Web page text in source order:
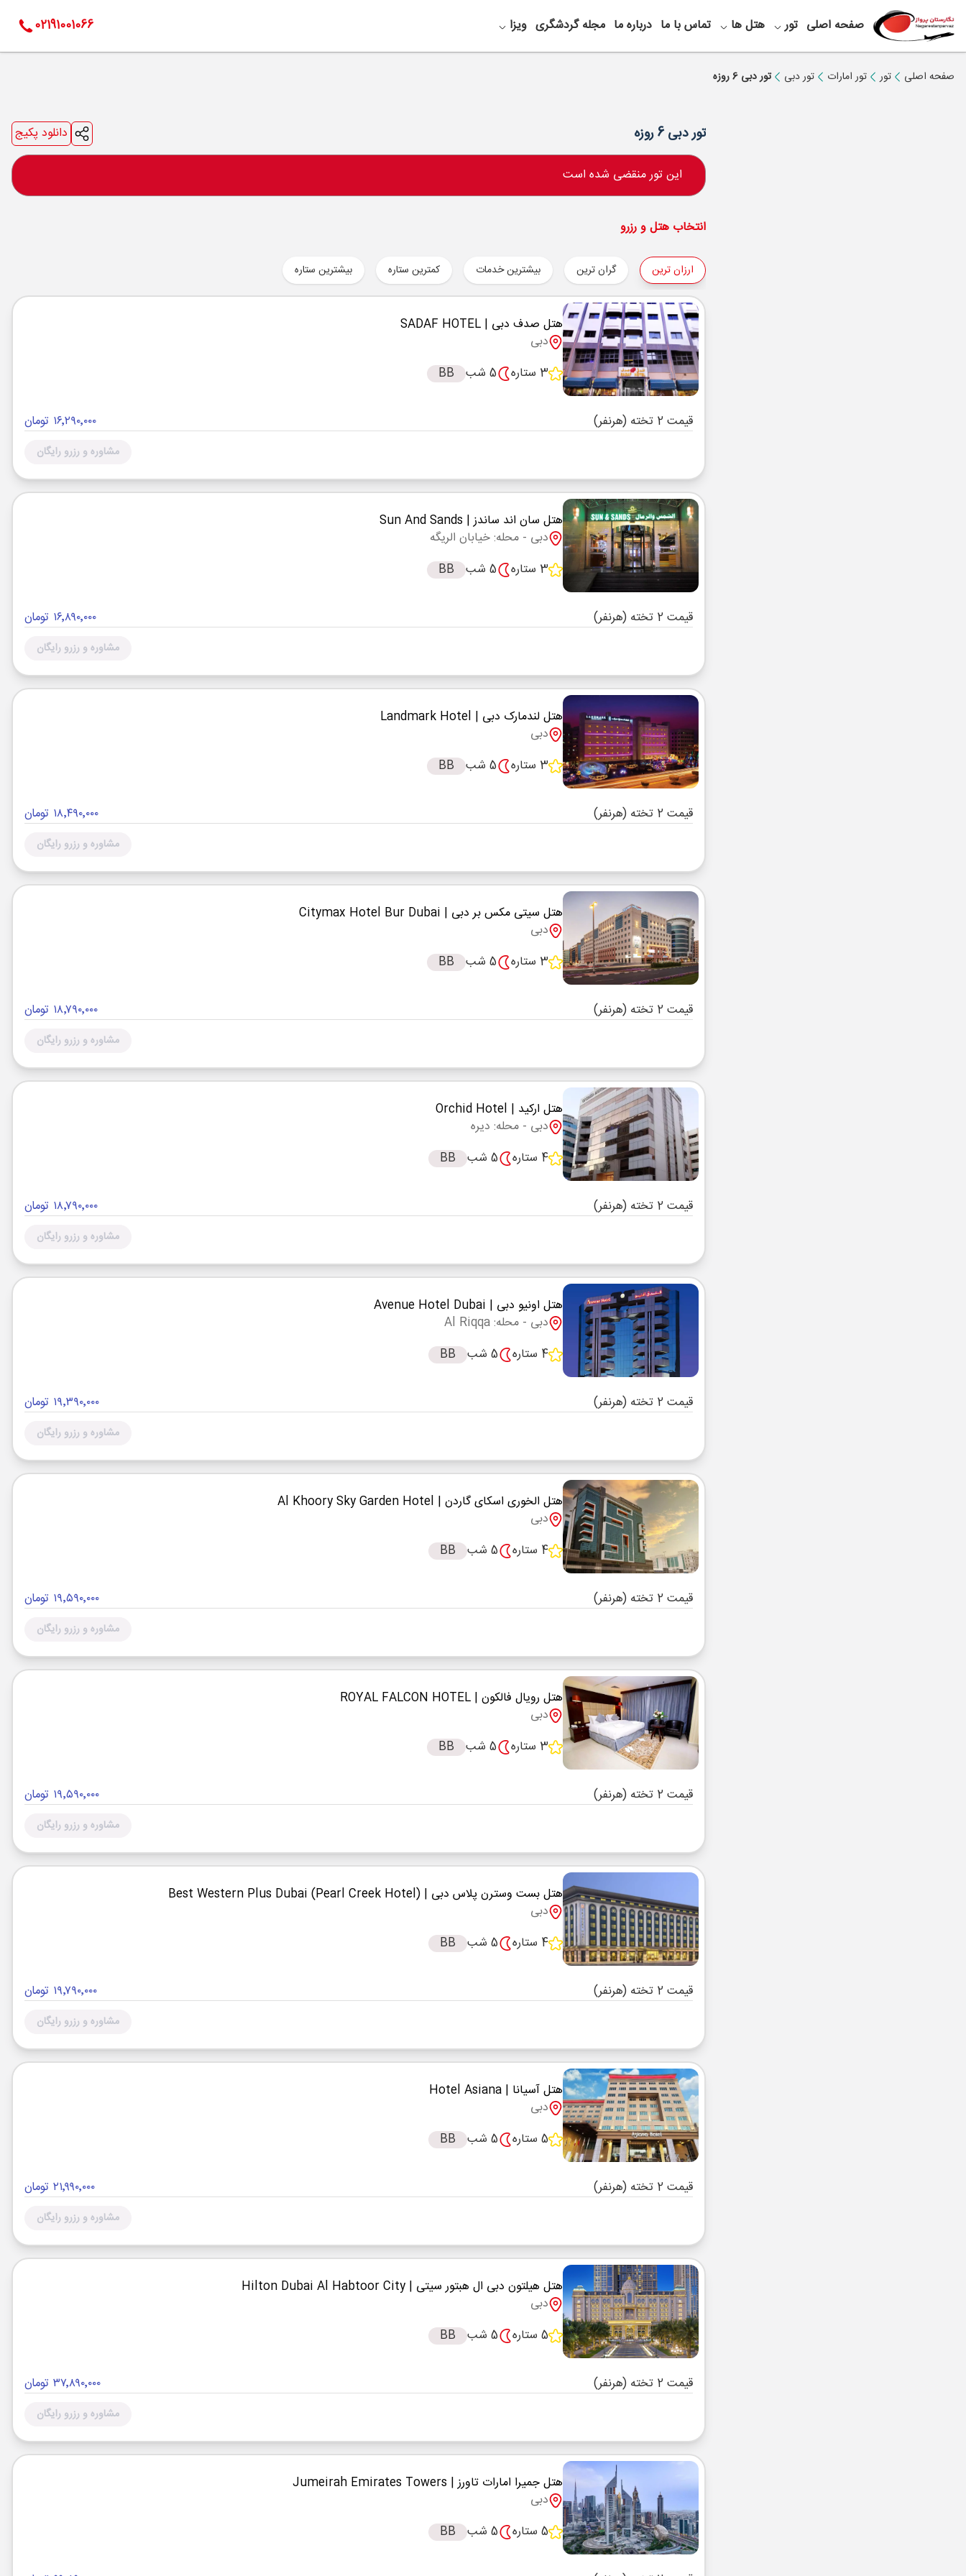
صفحه اصلی تور هتل ها تماس با ما درباره ما مجله گردشگری ویزا 02191001066
صفحه اصلی تور تور امارات تور دبی تور دبی 6 روزه
تور دبی 6 روزه دانلود پکیج
این تور منقضی شده است
انتخاب هتل و رزرو
ارزان ترین گران ترین بیشترین خدمات کمترین ستاره بیشترین ستاره
هتل صدف دبی | SADAF HOTEL
دبی
3 ستاره
5 شب BB
قیمت 2 تخته (هرنفر) ۱۶٬۲۹۰٬۰۰۰ تومان
مشاوره و رزرو رایگان
هتل سان اند ساندز| Sun And Sands
دبی - محله: خیابان الریگه
3 ستاره
5 شب BB
قیمت 2 تخته (هرنفر) ۱۶٬۸۹۰٬۰۰۰ تومان
مشاوره و رزرو رایگان
هتل لندمارک دبی | Landmark Hotel
دبی
3 ستاره
5 شب BB
قیمت 2 تخته (هرنفر) ۱۸٬۴۹۰٬۰۰۰ تومان
مشاوره و رزرو رایگان
هتل سیتی مکس بر دبی | Citymax Hotel Bur Dubai
دبی
3 ستاره
5 شب BB
قیمت 2 تخته (هرنفر) ۱۸٬۷۹۰٬۰۰۰ تومان
مشاوره و رزرو رایگان
هتل ارکید | Orchid Hotel
دبی - محله: دیره
4 ستاره
5 شب BB
قیمت 2 تخته (هرنفر) ۱۸٬۷۹۰٬۰۰۰ تومان
مشاوره و رزرو رایگان
هتل اونیو دبی | Avenue Hotel Dubai
دبی - محله: Al Riqqa
4 ستاره
5 شب BB
قیمت 2 تخته (هرنفر) ۱۹٬۳۹۰٬۰۰۰ تومان
مشاوره و رزرو رایگان
هتل الخوری اسکای گاردن | Al Khoory Sky Garden Hotel
دبی
4 ستاره
5 شب BB
قیمت 2 تخته (هرنفر) ۱۹٬۵۹۰٬۰۰۰ تومان
مشاوره و رزرو رایگان
هتل رویال فالکون | ROYAL FALCON HOTEL
دبی
3 ستاره
5 شب BB
قیمت 2 تخته (هرنفر) ۱۹٬۵۹۰٬۰۰۰ تومان
مشاوره و رزرو رایگان
هتل بست وسترن پلاس دبی | Best Western Plus Dubai (Pearl Creek Hotel)
دبی
4 ستاره
5 شب BB
قیمت 2 تخته (هرنفر) ۱۹٬۷۹۰٬۰۰۰ تومان
مشاوره و رزرو رایگان
هتل آسیانا | Hotel Asiana
دبی
5 ستاره
5 شب BB
قیمت 2 تخته (هرنفر) ۲۱٬۹۹۰٬۰۰۰ تومان
مشاوره و رزرو رایگان
هتل هیلتون دبی ال هبتور سیتی | Hilton Dubai Al Habtoor City
دبی
5 ستاره
5 شب BB
قیمت 2 تخته (هرنفر) ۳۷٬۸۹۰٬۰۰۰ تومان
مشاوره و رزرو رایگان
هتل جمیرا امارات تاورز| Jumeirah Emirates Towers
دبی
5 ستاره
5 شب BB